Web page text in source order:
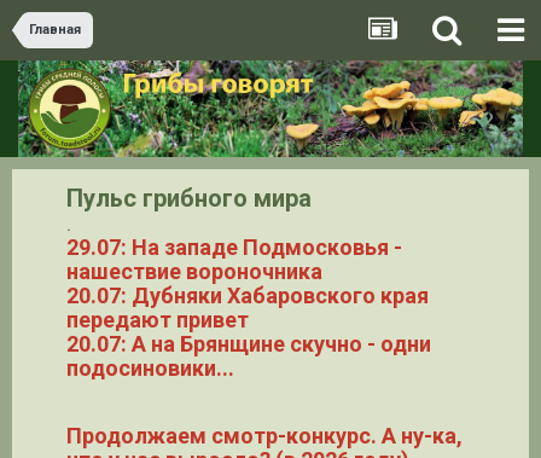
Главная
Пульс грибного мира
.
29.07: На западе Подмосковья -
нашествие вороночника
20.07: Дубняки Хабаровского края
передают привет
20.07: А на Брянщине скучно - одни
подосиновики...
Продолжаем смотр-конкурс. А ну-ка,